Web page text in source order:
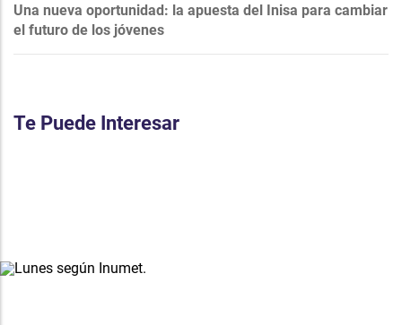
Una nueva oportunidad: la apuesta del Inisa para cambiar
el futuro de los jóvenes
Te Puede Interesar